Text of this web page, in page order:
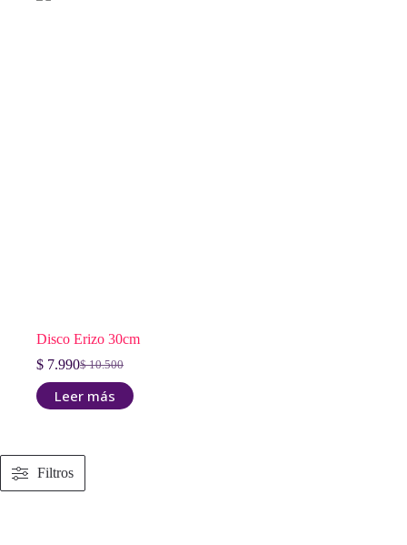
Disco Erizo 30cm
$10.500
El
precio
original
$ 7.990El
precio
actual
Leer más
Filtros